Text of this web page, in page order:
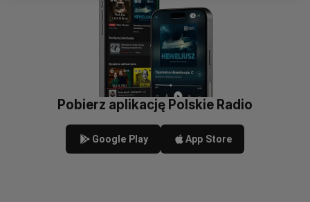
Pobierz aplikację Polskie Radio
Google Play App Store